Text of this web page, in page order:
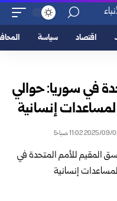
اقتصاد سياسة
في سوريا: حوالي